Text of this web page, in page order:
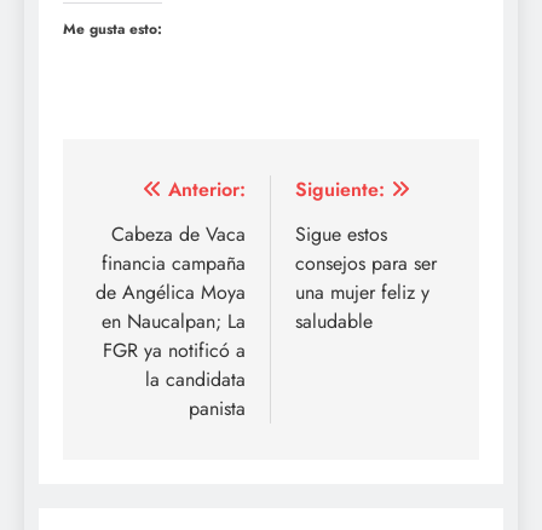
Me gusta esto:
Navegación
de
entradas
Anterior:
Cabeza de Vaca
financia campaña
de Angélica Moya
en Naucalpan; La
FGR ya notificó a
la candidata
panista
Siguiente:
Sigue estos
consejos para ser
una mujer feliz y
saludable